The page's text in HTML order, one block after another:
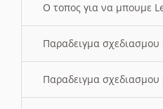
O τοπος για να μπουμε
Παραδειγμα
Παραδειγμα